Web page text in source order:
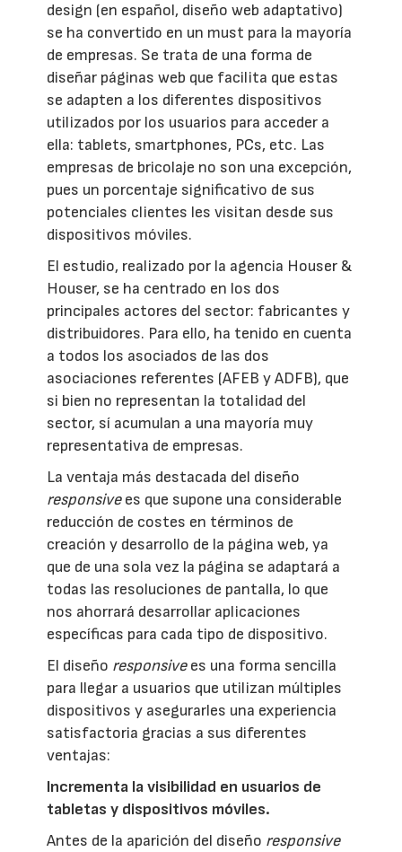
design (en español, diseño web adaptativo)
se ha convertido en un must para la mayoría
de empresas. Se trata de una forma de
diseñar páginas web que facilita que estas
se adapten a los diferentes dispositivos
utilizados por los usuarios para acceder a
ella: tablets, smartphones, PCs, etc. Las
empresas de bricolaje no son una excepción,
pues un porcentaje significativo de sus
potenciales clientes les visitan desde sus
dispositivos móviles.
El estudio, realizado por la agencia Houser &
Houser, se ha centrado en los dos
principales actores del sector: fabricantes y
distribuidores. Para ello, ha tenido en cuenta
a todos los asociados de las dos
asociaciones referentes (AFEB y ADFB), que
si bien no representan la totalidad del
sector, sí acumulan a una mayoría muy
representativa de empresas.
La ventaja más destacada del diseño
responsivees que supone una considerable
reducción de costes en términos de
creación y desarrollo de la página web, ya
que de una sola vez la página se adaptará a
todas las resoluciones de pantalla, lo que
nos ahorrará desarrollar aplicaciones
específicas para cada tipo de dispositivo.
El diseño responsivees una forma sencilla
para llegar a usuarios que utilizan múltiples
dispositivos y asegurarles una experiencia
satisfactoria gracias a sus diferentes
ventajas:
Incrementa la visibilidad en usuarios de
tabletas y dispositivos móviles.
Antes de la aparición del diseño responsive